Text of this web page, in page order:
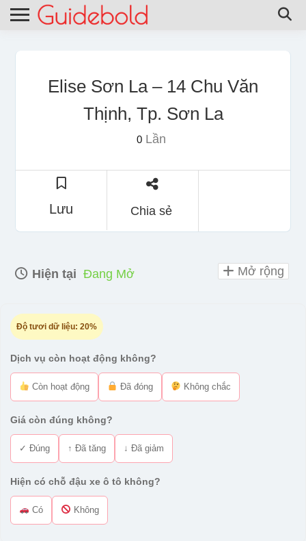
Elise Sơn La – 14 Chu Văn
Thịnh, Tp. Sơn La
0Lần
Lưu Chia sẻ
Hiện tại Đang Mở
Độ tươi dữ liệu: 20%
Dịch vụ còn hoạt động không?
Còn hoạt động Đã đóng Không chắc
Giá còn đúng không?
✓ Đúng ↑ Đã tăng ↓ Đã giảm
Hiện có chỗ đậu xe ô tô không?
Có Không
Mở rộng